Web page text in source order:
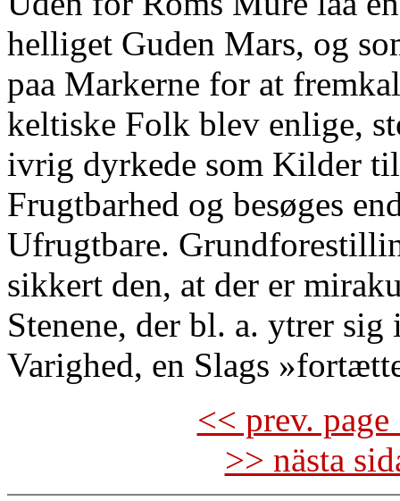
helliget Guden Mars, og
paa Markerne for at
keltiske Folk blev enlige,
ivrig dyrkede som Kilder
Frugtbarhed og besøges
Ufrugtbare.
sikkert den, at der er
Stenene, der bl. a. ytrer sig
Varighed, en Slags
<< prev.
>> nästa